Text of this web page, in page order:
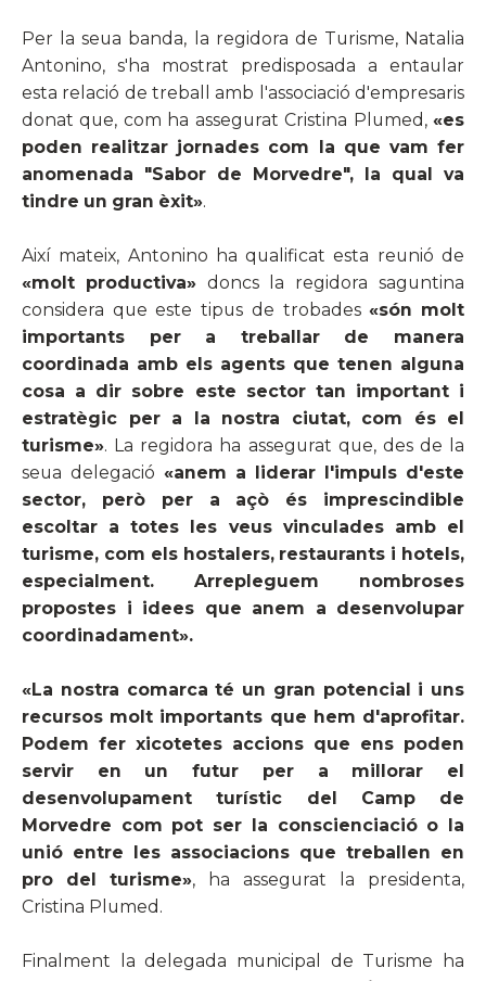
Per la seua banda, la regidora de Turisme, Natalia
Antonino, s'ha mostrat predisposada a entaular
esta relació de treball amb l'associació d'empresaris
donat que, com ha assegurat Cristina Plumed, «es
poden realitzar jornades com la que vam fer
anomenada "Sabor de Morvedre", la qual va
tindre un gran èxit».
Així mateix, Antonino ha qualificat esta reunió de
«molt productiva»doncs la regidora saguntina
considera que este tipus de trobades«són molt
importants per a treballar de manera
coordinada amb els agents que tenen alguna
cosa a dir sobre este sector tan important i
estratègic per a la nostra ciutat, com és el
turisme». La regidora ha assegurat que, des de la
seua delegació «anem a liderar l'impuls d'este
sector, però per a açò és imprescindible
escoltar a totes les veus vinculades amb el
turisme, com els hostalers, restaurants i hotels,
especialment. Arrepleguem nombroses
propostes i idees que anem a desenvolupar
coordinadament».
«La nostra comarca té un gran potencial i uns
recursos molt importants que hem d'aprofitar.
Podem fer xicotetes accions que ens poden
servir en un futur per a millorar el
desenvolupament turístic del Camp de
Morvedre com pot ser la conscienciació o la
unió entre les associacions que treballen en
pro del turisme», ha assegurat la presidenta,
Cristina Plumed.
Finalment la delegada municipal de Turisme ha